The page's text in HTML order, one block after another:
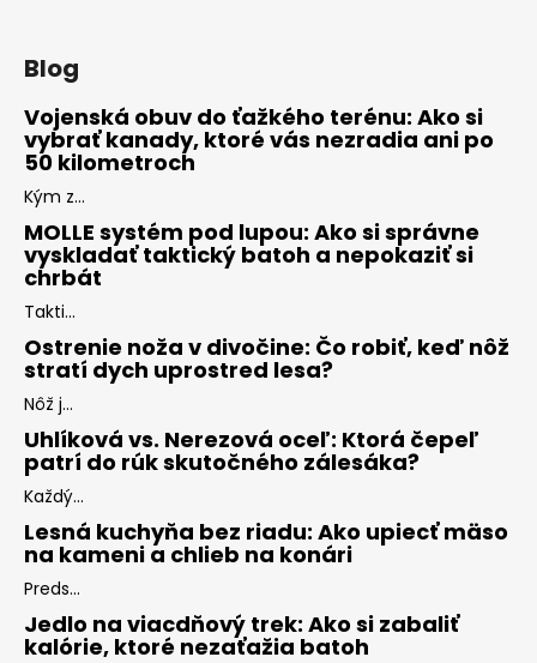
Blog
Vojenská obuv do ťažkého terénu: Ako si
vybrať kanady, ktoré vás nezradia ani po
50 kilometroch
Kým z...
MOLLE systém pod lupou: Ako si správne
vyskladať taktický batoh a nepokaziť si
chrbát
Takti...
Ostrenie noža v divočine: Čo robiť, keď nôž
stratí dych uprostred lesa?
Nôž j...
Uhlíková vs. Nerezová oceľ: Ktorá čepeľ
patrí do rúk skutočného zálesáka?
Každý...
Lesná kuchyňa bez riadu: Ako upiecť mäso
na kameni a chlieb na konári
Preds...
Jedlo na viacdňový trek: Ako si zabaliť
kalórie, ktoré nezaťažia batoh